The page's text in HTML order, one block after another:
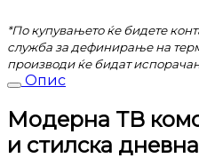
*По купувањето ќе бидете
служба за дефинирање на
производи ќе бидат
Опис
Модерна ТВ
и стилска